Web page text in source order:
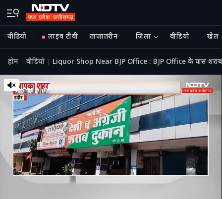
वीडियो लाइव टीवी ताज़ातरीन जिला वीडियो खेल
होम वीडियो Liquor Shop Near BJP Office : BJP Office के पास शराब